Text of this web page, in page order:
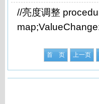
//亮度调整
首 页 上一页